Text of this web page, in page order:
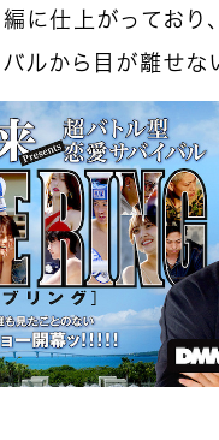
に仕上がっており
ルから目が離せな